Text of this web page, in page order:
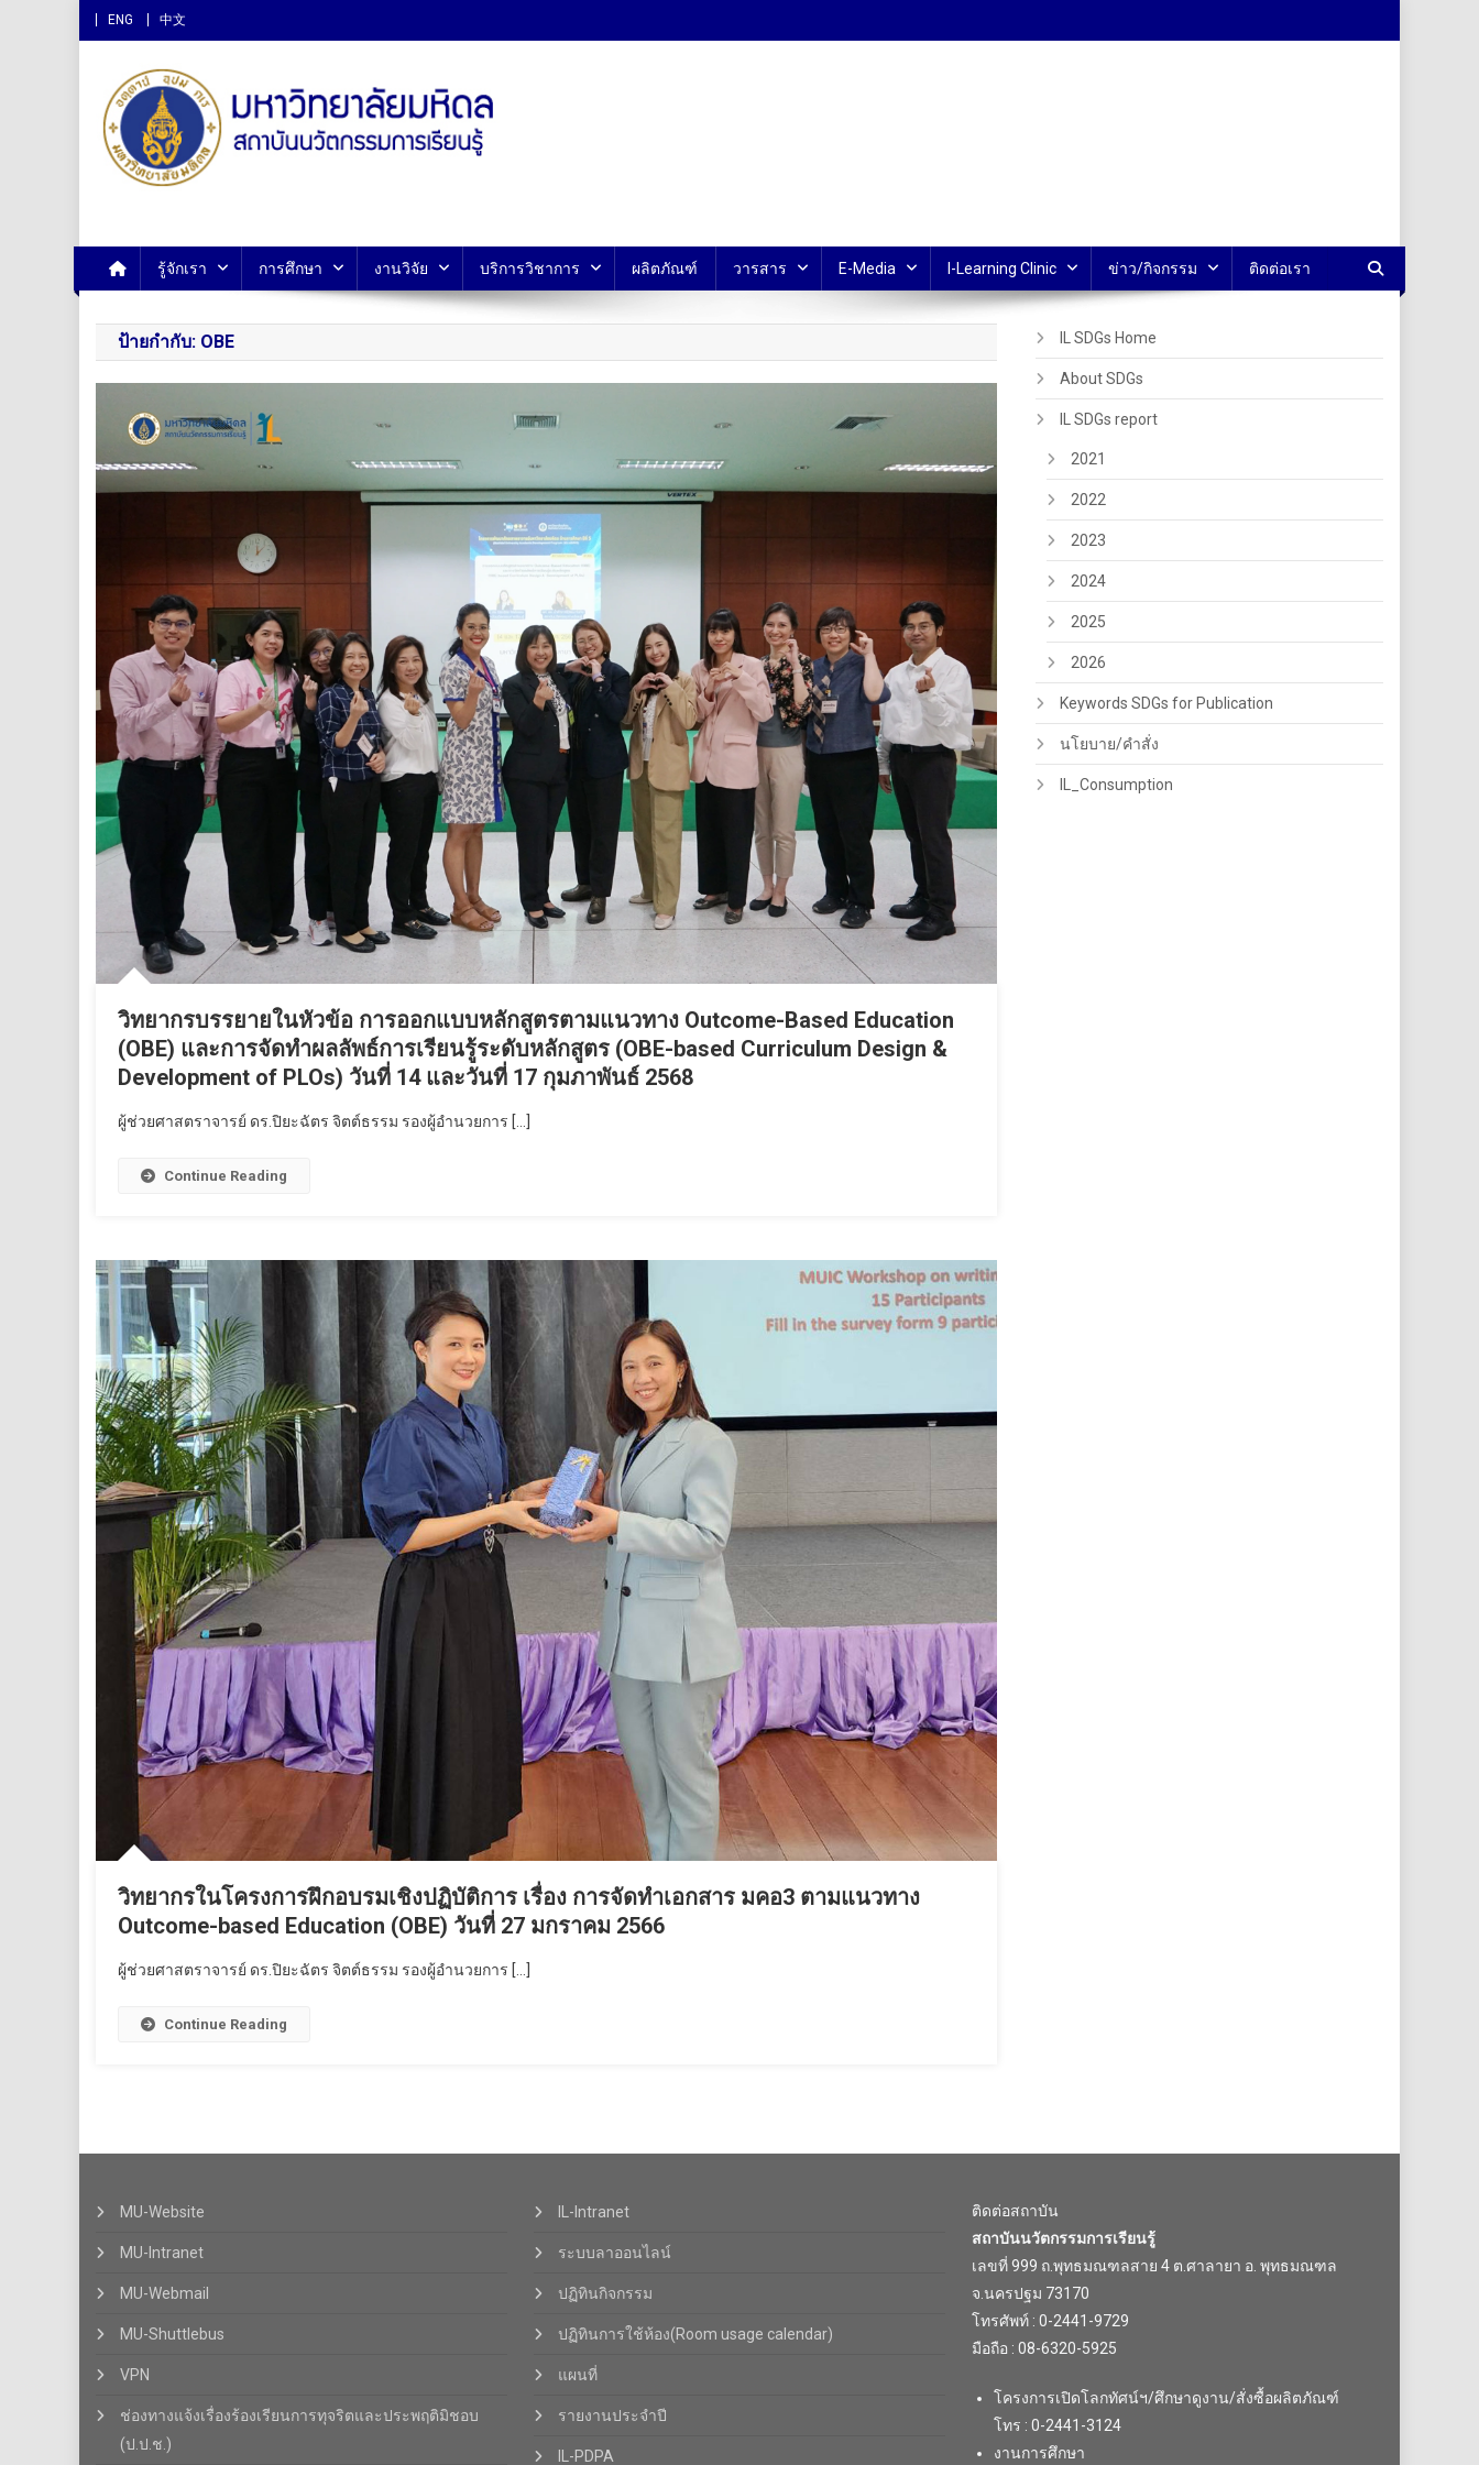
ENG 中文
สถาบันนวัตกรรมการเรียนรู้ ม.มหิดล
รู้จักเรา การศึกษา งานวิจัย บริการวิชาการ ผลิตภัณฑ์ วารสาร E-Media I-Learning Clinic ข่าว/กิจกรรม ติดต่อเรา
ป้ายกำกับ: OBE
วิทยากรบรรยายในหัวข้อ การออกแบบหลักสูตรตามแนวทาง Outcome-Based Education
(OBE) และการจัดทำผลลัพธ์การเรียนรู้ระดับหลักสูตร (OBE-based Curriculum Design &
Development of PLOs) วันที่ 14 และวันที่ 17 กุมภาพันธ์ 2568
ผู้ช่วยศาสตราจารย์ ดร.ปิยะฉัตร จิตต์ธรรม รองผู้อำนวยการ […]
Continue Reading
วิทยากรในโครงการฝึกอบรมเชิงปฏิบัติการ เรื่อง การจัดทำเอกสาร มคอ3 ตามแนวทาง
Outcome-based Education (OBE) วันที่ 27 มกราคม 2566
ผู้ช่วยศาสตราจารย์ ดร.ปิยะฉัตร จิตต์ธรรม รองผู้อำนวยการ […]
Continue Reading
IL SDGs Home
About SDGs
IL SDGs report
2021
2022
2023
2024
2025
2026
Keywords SDGs for Publication
นโยบาย/คำสั่ง
IL_Consumption
MU-Website
MU-Intranet
MU-Webmail
MU-Shuttlebus
VPN
ช่องทางแจ้งเรื่องร้องเรียนการทุจริตและประพฤติมิชอบ
(ป.ป.ช.)
IL-Intranet
ระบบลาออนไลน์
ปฏิทินกิจกรรม
ปฏิทินการใช้ห้อง(Room usage calendar)
แผนที่
รายงานประจำปี
IL-PDPA
ติดต่อสถาบัน
สถาบันนวัตกรรมการเรียนรู้
เลขที่ 999 ถ.พุทธมณฑลสาย 4 ต.ศาลายา อ. พุทธมณฑล
จ.นครปฐม 73170
โทรศัพท์ : 0-2441-9729
มือถือ : 08-6320-5925
โครงการเปิดโลกทัศน์ฯ/ศึกษาดูงาน/สั่งซื้อผลิตภัณฑ์
โทร : 0-2441-3124
งานการศึกษา